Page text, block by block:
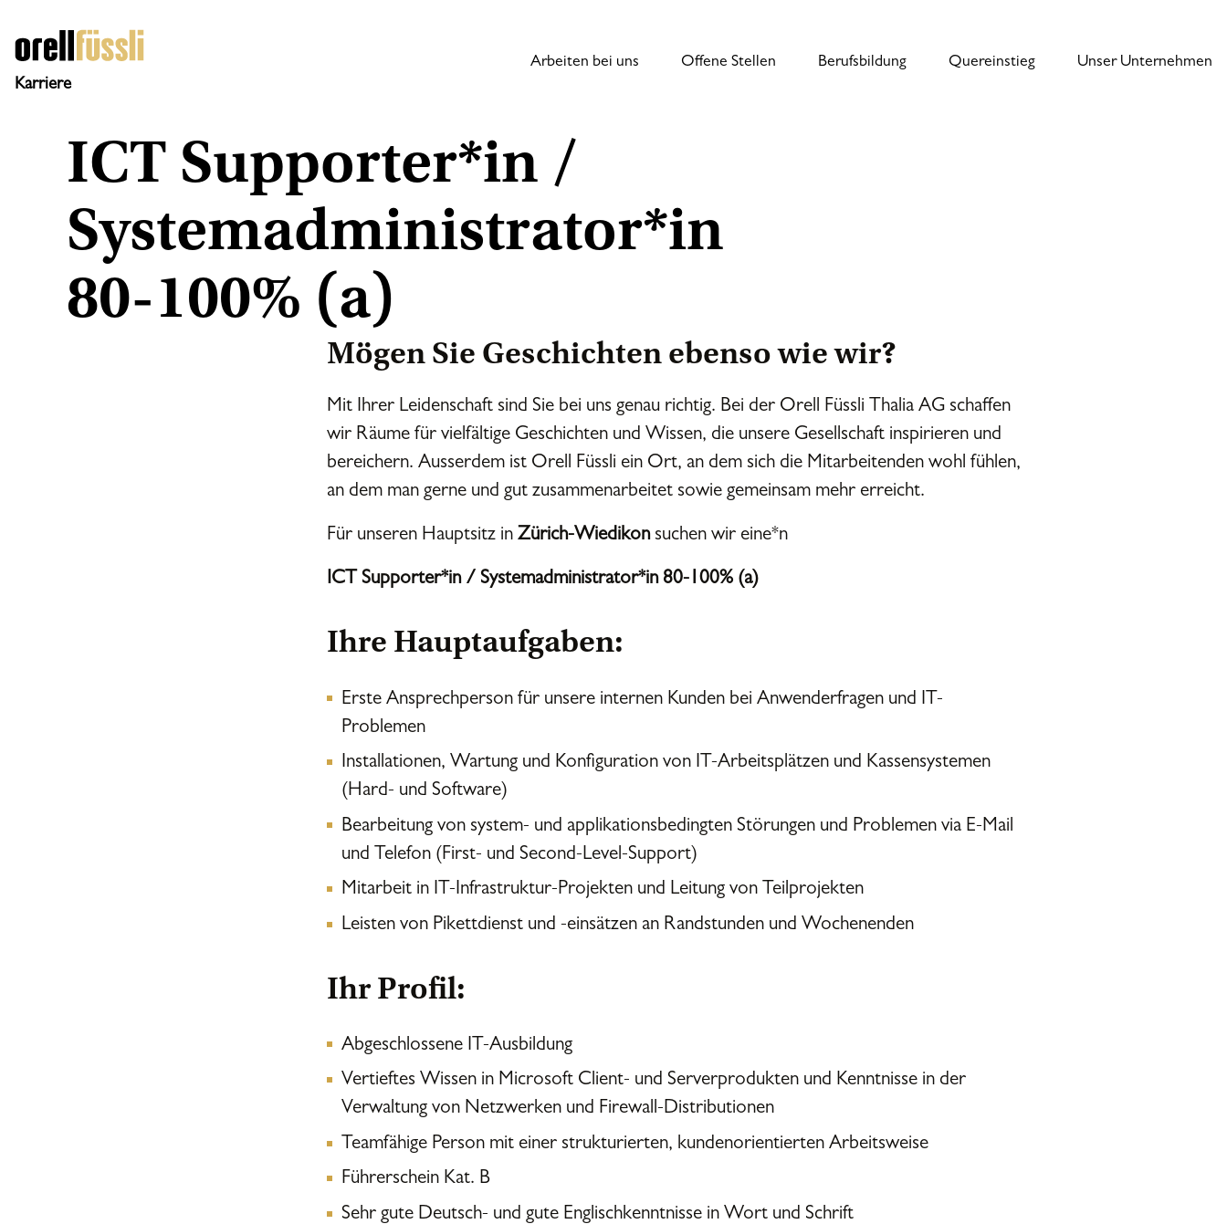
zum
Inhalt
Karriere
Arbeiten bei uns Offene Stellen Berufsbildung Quereinstieg Unser Unternehmen
ICT Supporter*in /
Systemadministrator*in
80-100% (a)
Mögen Sie Geschichten ebenso wie wir?
Mit Ihrer Leidenschaft sind Sie bei uns genau richtig. Bei der Orell Füssli Thalia AG schaffen
wir Räume für vielfältige Geschichten und Wissen, die unsere Gesellschaft inspirieren und
bereichern. Ausserdem ist Orell Füssli ein Ort, an dem sich die Mitarbeitenden wohl fühlen,
an dem man gerne und gut zusammenarbeitet sowie gemeinsam mehr erreicht.
Für unseren Hauptsitz inZürich-Wiedikonsuchen wir eine*n
ICT Supporter*in / Systemadministrator*in 80-100% (a)
Ihre Hauptaufgaben:
Erste Ansprechperson für unsere internen Kunden bei Anwenderfragen und IT-
Problemen
Installationen, Wartung und Konfiguration von IT-Arbeitsplätzen und Kassensystemen
(Hard- und Software)
Bearbeitung von system- und applikationsbedingten Störungen und Problemen via E-Mail
und Telefon (First- und Second-Level-Support)
Mitarbeit in IT-Infrastruktur-Projekten und Leitung von Teilprojekten
Leisten von Pikettdienst und -einsätzen an Randstunden und Wochenenden
Ihr Profil:
Abgeschlossene IT-Ausbildung
Vertieftes Wissen in Microsoft Client- und Serverprodukten und Kenntnisse in der
Verwaltung von Netzwerken und Firewall-Distributionen
Teamfähige Person mit einer strukturierten, kundenorientierten Arbeitsweise
Führerschein Kat. B
Sehr gute Deutsch- und gute Englischkenntnisse in Wort und Schrift